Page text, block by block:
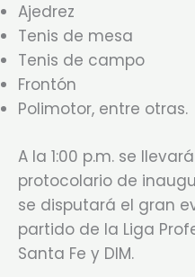
Ajedrez
Tenis de mesa
Tenis de campo
Frontón
Polimotor, entre otras.
A la 1:00 p.m. se
protocolario de
se disputará el gran
partido de la Liga
Santa Fe y DIM.